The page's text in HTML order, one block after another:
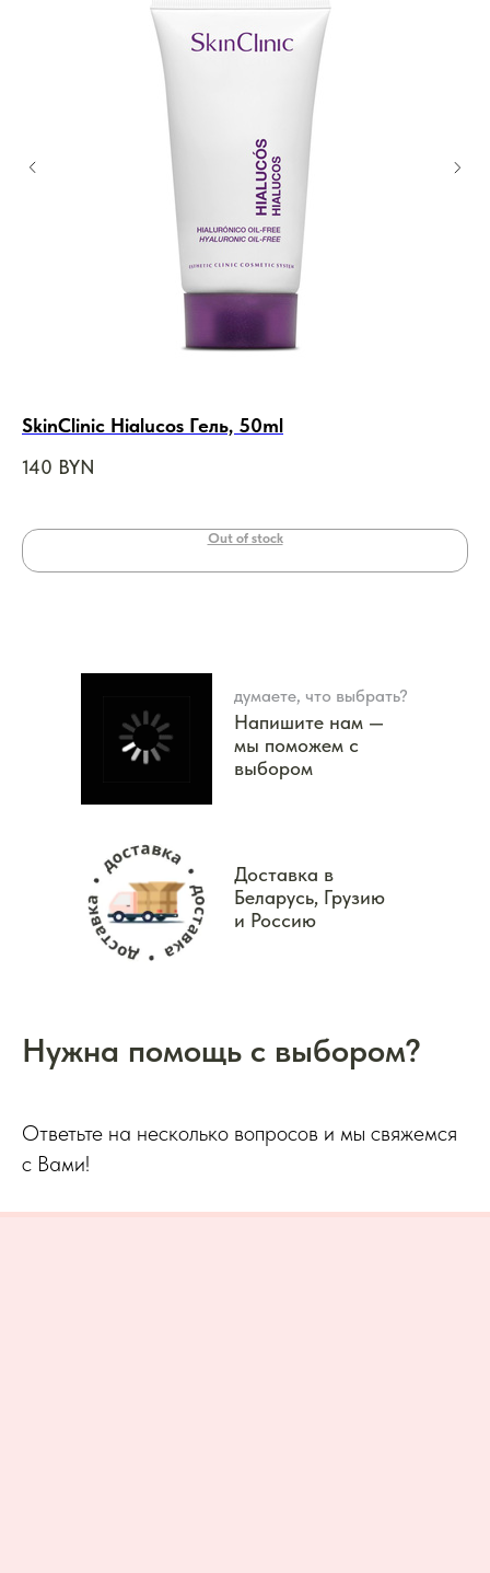
SkinClinic Hialucos Гель, 50ml
140 BYN
Out of stock
думаете, что выбрать?
Напишите нам —
мы поможем с
выбором
Доставка в
Беларусь, Грузию
и Россию
Нужна помощь с выбором?
Ответьте на несколько вопросов и мы свяжемся
с Вами!